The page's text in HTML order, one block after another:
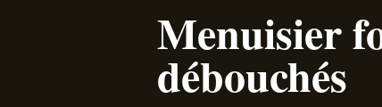
Menuisier
débouchés